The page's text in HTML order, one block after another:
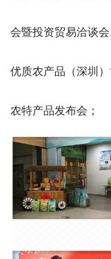
会暨投资贸易洽谈
优质农产品（深圳
农特产品发布会；